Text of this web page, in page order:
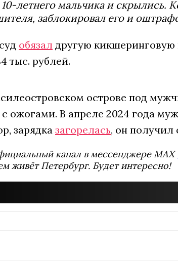
летнего мальчика и скрылись.
заблокировал его и
обязал другую кикшеринговую
тыс. рублей.
острове под
ожогами. В апреле 2024 года
зарядка загорелась, он получил
канал в мессенджере MAX
живёт Петербург. Будет интересно!